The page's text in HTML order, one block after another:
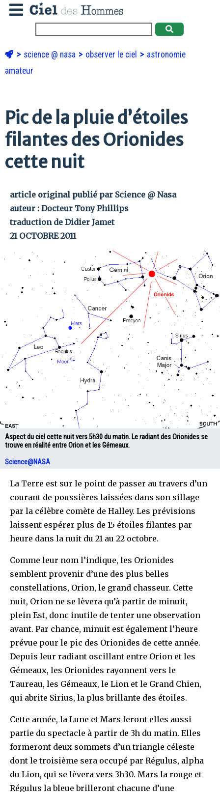
science @ nasa observer le ciel
astronomie
amateur
Pic de la pluie d’étoiles
filantes des Orionides
cette nuit
article original publié par Science @ Nasa
auteur : Docteur Tony Phillips
traduction de Didier Jamet
21 OCTOBRE 2011
Aspect du ciel cette nuit vers 5h30 du matin. Le radiant des Orionides se
trouve en réalité entre Orion et les Gémeaux.
Science@NASA
La Terre est sur le point de passer au travers d’un
courant de poussières laissées dans son sillage
par la célèbre comète de Halley. Les prévisions
laissent espérer plus de 15 étoiles filantes par
heure dans la nuit du 21 au 22 octobre.
Comme leur nom l’indique, les Orionides
semblent provenir d’une des plus belles
constellations, Orion, le grand chasseur. Cette
nuit, Orion ne se lèvera qu’à partir de minuit,
plein Est, donc inutile de tenter une observation
avant. Par chance, minuit est également l’heure
prévue pour le pic des Orionides de cette année.
Depuis leur radiant oscillant entre Orion et les
Gémeaux, les Orionides rayonnent vers le
Taureau, les Gémeaux, le Lion et le Grand Chien,
qui abrite Sirius, la plus brillante des étoiles.
Cette année, la Lune et Mars feront elles aussi
partie du spectacle à partir de 3h du matin. Elles
formeront deux sommets d’un triangle céleste
dont le troisième sera occupé par Régulus, alpha
du Lion, qui se lèvera vers 3h30. Mars la rouge et
Régulus la bleue brilleront chacune d’une